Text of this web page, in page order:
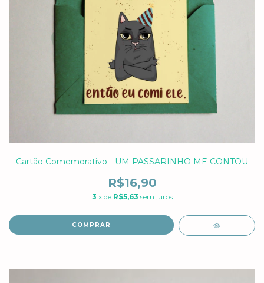
Cartão Comemorativo - UM PASSARINHO ME CONTOU
R$16,90
3 x de R$5,63 sem juros